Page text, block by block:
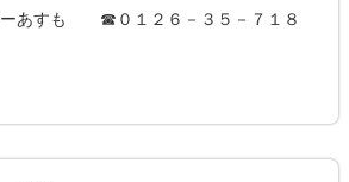
ーあすも ☎０１２６－３５－７１８